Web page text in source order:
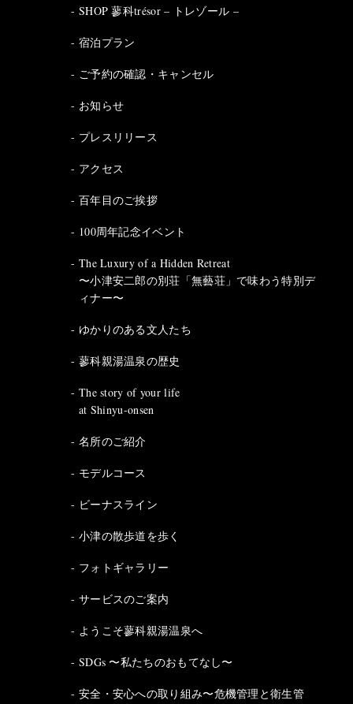
SHOP 蓼科trésor – トレゾール –
宿泊プラン
ご予約の確認・キャンセル
お知らせ
プレスリリース
アクセス
百年目のご挨拶
100周年記念イベント
The Luxury of a Hidden Retreat
〜小津安二郎の別荘「無藝荘」で味わう特別デ
ィナー〜
ゆかりのある文人たち
蓼科親湯温泉の歴史
The story of your life
at Shinyu-onsen
名所のご紹介
モデルコース
ビーナスライン
小津の散歩道を歩く
フォトギャラリー
サービスのご案内
ようこそ蓼科親湯温泉へ
SDGs 〜私たちのおもてなし〜
安全・安心への取り組み〜危機管理と衛生管